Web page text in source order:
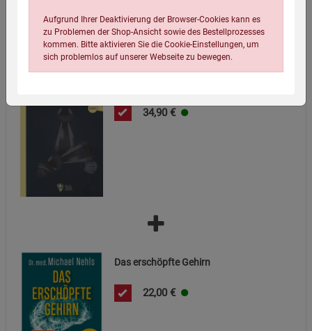
34,90 €
Das erschöpfte Gehirn
22,00 €
Aufgrund Ihrer Deaktivierung der Browser-Cookies kann es
zu Problemen der Shop-Ansicht sowie des Bestellprozesses
kommen. Bitte aktivieren Sie die Cookie-Einstellungen, um
sich problemlos auf unserer Webseite zu bewegen.
Einstellungen speichern für die Gruppe
Einwilligung nicht erteilen
Notwendige Cookies (5)
Beschreibung Notwendige Cookies